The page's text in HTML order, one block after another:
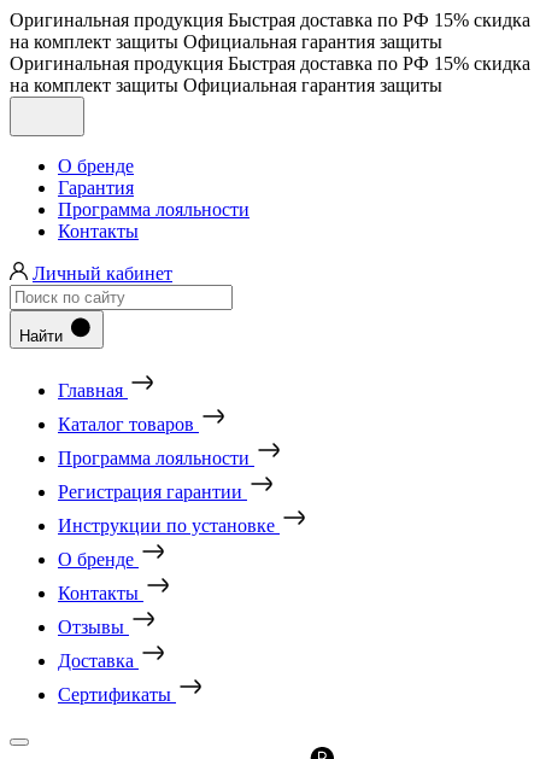
Оригинальная продукция Быстрая доставка по РФ 15% скидка
на комплект защиты Официальная гарантия защиты
Оригинальная продукция Быстрая доставка по РФ 15% скидка
на комплект защиты Официальная гарантия защиты
О бренде
Гарантия
Программа лояльности
Контакты
Личный кабинет
Найти
Главная
Каталог товаров
Программа лояльности
Регистрация гарантии
Инструкции по установке
О бренде
Контакты
Отзывы
Доставка
Сертификаты